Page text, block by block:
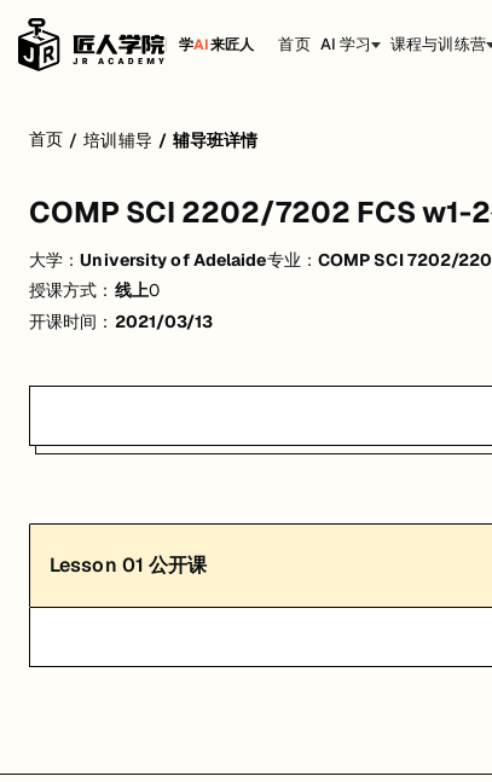
学AI来匠人 首页 AI 学习 课程与训练营
COMP SCI 2202/7202 FCS w1-2公开课
开始日期: 2021/3/13
关联大学: University of Adelaide
关联课程:COMP SCI 7202/2202 Foundations of Computer
首页 / 培训辅导 / 辅导班详情
COMP SCI 2202/7202 FCS w1-2
大学：University of Adelaide专业： COMP SCI 7202/
授课方式： 线上0
开课时间： 2021/03/13
Lesson 01 公开课